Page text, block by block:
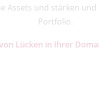
Assets und stärken und
Portfolio.
Lücken in Ihrer